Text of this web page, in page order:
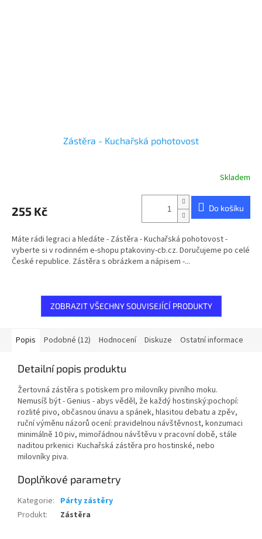
Zástěra - Kuchařská pohotovost
je
z
5
hvězdiček.
Skladem
255 Kč Do košíku
Máte rádi legraci a hledáte - Zástěra - Kuchařská pohotovost -
vyberte si v rodinném e-shopu ptakoviny-cb.cz. Doručujeme po celé
České republice. Zástěra s obrázkem a nápisem -...
ZOBRAZIT VŠECHNY SOUVISEJÍCÍ PRODUKTY
Popis Podobné (12) Hodnocení Diskuze Ostatní informace
Detailní popis produktu
Žertovná zástěra s potiskem pro milovníky pivního moku.
Nemusíš být - Genius - abys věděl, že každý hostinský:pochopí:
rozlité pivo, občasnou únavu a spánek, hlasitou debatu a zpěv,
ruční výměnu názorů ocení: pravidelnou návštěvnost, konzumaci
minimálně 10 piv, mimořádnou návštěvu v pracovní době, stále
naditou prkenici Kuchařská zástěra pro hostinské, nebo
milovníky piva.
Doplňkové parametry
Kategorie: Párty zástěry
Produkt: Zástěra